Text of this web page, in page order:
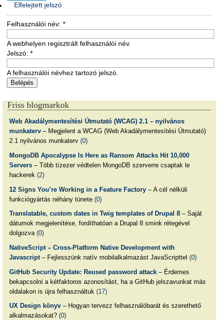
Elfelejtett jelszó
Felhasználói név: *
A webhelyen regisztrált felhasználói név.
Jelszó: *
A felhasználói névhez tartozó jelszó.
Friss blogmarkok
Web Akadálymentesítési Útmutató (WCAG) 2.1 – nyilvános
munkaterv– Megjelent a WCAG (Web Akadálymentesítési Útmutató)
2.1 nyilvános munkaterv (0)
MongoDB Apocalypse Is Here as Ransom Attacks Hit 10,000
Servers– Több tízezer védtelen MongoDB szerverre csaptak le
hackerek (2)
12 Signs You’re Working in a Feature Factory– A cél nélküli
funkciógyártás néhány tünete (0)
Translatable, custom dates in Twig templates of Drupal 8– Saját
dátumok megjelenítése, fordíthatóan a Drupal 8 smink rétegével
dolgozva (0)
NativeScript – Cross-Platform Native Development with
Javascript– Fejlesszünk natív mobilalkalmazást JavaScripttel (0)
GitHub Security Update: Reused password attack– Érdemes
bekapcsolni a kétfaktoros azonosítást, ha a GitHub jelszavunkat más
oldalakon is újra felhasználtuk (17)
UX Design könyv– Hogyan tervezz felhasználóbarát és szerethető
alkalmazásokat? (0)